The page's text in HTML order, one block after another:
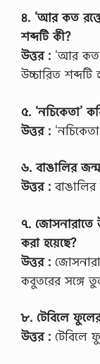
৪. ‘আর কত
শব্দটি কী?
উত্তর : ‘আর কত
উচ্চারিত শব্দটি
৫. ‘নচিকেতা’
উত্তর :
৬. বাঙালির
উত্তর :
৭. জোসনারাতে
করা হয়েছে?
উত্তর :
কবুতরের সঙ্গে
৮. টেবিলে
উত্তর : টেবিলে